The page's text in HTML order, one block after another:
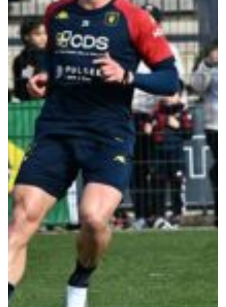
Robe di Kappa x Genoa
Vintage Collection
Red&Blue Voices
Kids
Accessori
Party
Outlet
Caffè Boasi x Genoa
Helan x Genoa
Isolani x Genoa
Gift Card Online Store